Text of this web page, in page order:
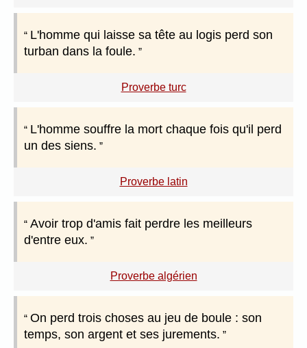
L'homme qui laisse sa tête au logis perd son
turban dans la foule.
Proverbe turc
L'homme souffre la mort chaque fois qu'il perd
un des siens.
Proverbe latin
Avoir trop d'amis fait perdre les meilleurs
d'entre eux.
Proverbe algérien
On perd trois choses au jeu de boule : son
temps, son argent et ses jurements.